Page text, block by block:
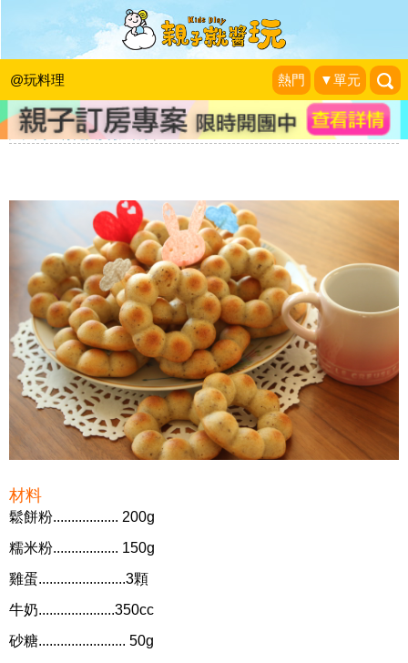
@玩料理 熱門 ▼單元
全天然營養寶寶副食品「奇亞籽麻糬牛
奶甜甜圈」，吃出不挑食、不過敏、不
生病的健康體質
羅比媽の育兒與實驗廚房|2018-08-27
材料
鬆餅粉.................. 200g
糯米粉.................. 150g
雞蛋........................3顆
牛奶.....................350cc
砂糖........................ 50g